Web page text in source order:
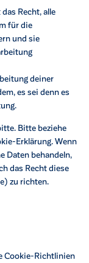
Recht, alle
für die
und sie
deiner
es sei denn es
Bitte beziehe
Erklärung. Wenn
Daten behandeln,
das Recht diese
zu richten.
Cookie-Richtlinien